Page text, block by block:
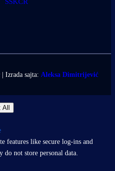
SSKCR
Izrada sajta: Aleksa Dimitrijević
features like secure log-ins and
do not store personal data.